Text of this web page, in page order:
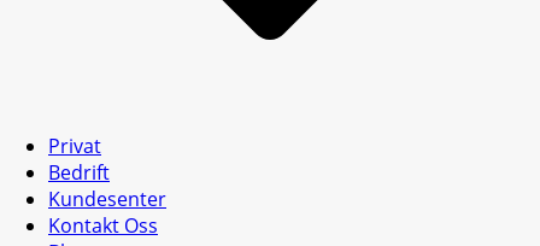
Privat
Bedrift
Kundesenter
Kontakt Oss